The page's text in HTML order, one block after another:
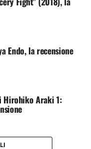
Endo, la recensione
Hirohiko Araki 1: